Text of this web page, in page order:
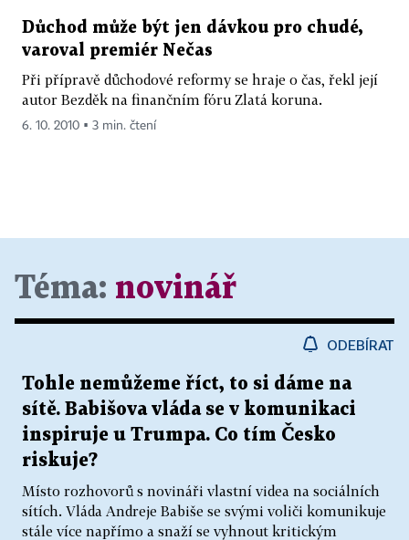
Důchod může být jen dávkou pro chudé,
varoval premiér Nečas
Při přípravě důchodové reformy se hraje o čas, řekl její
autor Bezděk na finančním fóru Zlatá koruna.
6. 10. 2010 ▪ 3 min. čtení
Téma: novinář
ODEBÍRAT
Tohle nemůžeme říct, to si dáme na
sítě. Babišova vláda se v komunikaci
inspiruje u Trumpa. Co tím Česko
riskuje?
Místo rozhovorů s novináři vlastní videa na sociálních
sítích. Vláda Andreje Babiše se svými voliči komunikuje
stále více napřímo a snaží se vyhnout kritickým